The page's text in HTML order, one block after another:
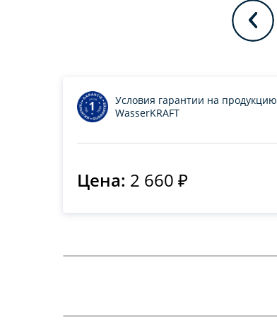
Условия гарантии на продукцию
WasserKRAFT
Цена: 2 660 ₽